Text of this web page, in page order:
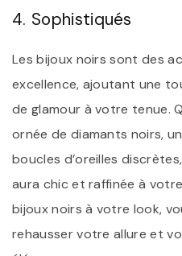
4. Sophistiqués
Les bijoux noirs sont des
excellence, ajoutant une
de glamour à votre tenue.
ornée de diamants noirs,
boucles d’oreilles
aura chic et raffinée à
bijoux noirs à votre look,
rehausser votre allure et